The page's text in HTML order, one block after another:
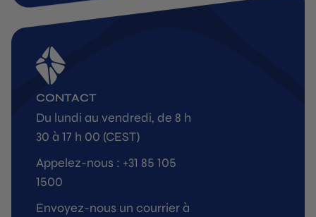
CONTACT
Du lundi au vendredi, de 8 h
30 à 17 h 00 (CEST)
Appelez-nous : +31 85 105
1500
Envoyez-nous un courrier à